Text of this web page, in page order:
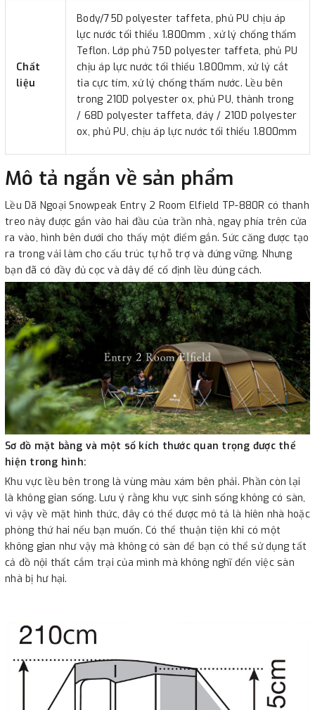
Chất
liệu
Body/75D polyester taffeta, phủ PU chịu áp
lực nước tối thiểu 1.800mm , xử lý chống thấm
Teflon. Lớp phủ 75D polyester taffeta, phủ PU
chịu áp lực nước tối thiểu 1.800mm, xử lý cắt
tia cực tím, xử lý chống thấm nước. Lều bên
trong 210D polyester ox, phủ PU, thành trong
/ 68D polyester taffeta, đáy / 210D polyester
ox, phủ PU, chịu áp lực nước tối thiểu 1.800mm
Mô tả ngắn về sản phẩm
Lều Dã Ngoại Snowpeak Entry 2 Room Elfield TP-880R có thanh
treo này được gắn vào hai đầu của trần nhà, ngay phía trên cửa
ra vào, hình bên dưới cho thấy một điểm gắn. Sức căng được tạo
ra trong vải làm cho cấu trúc tự hỗ trợ và đứng vững. Nhưng
bạn đã có đầy đủ cọc và dây để cố định lều đúng cách.
Sơ đồ mặt bằng và một số kích thước quan trọng được thể
hiện trong hình:
Khu vực lều bên trong là vùng màu xám bên phải. Phần còn lại
là không gian sống. Lưu ý rằng khu vực sinh sống không có sàn,
vì vậy về mặt hình thức, đây có thể được mô tả là hiên nhà hoặc
phòng thứ hai nếu bạn muốn. Có thể thuận tiện khi có một
không gian như vậy mà không có sàn để bạn có thể sử dụng tất
cả đồ nội thất cắm trại của mình mà không nghĩ đến việc sàn
nhà bị hư hại.